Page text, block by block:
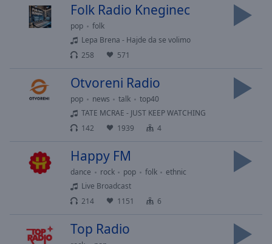
opens
subtitles
selected
Picture
Fullscreen
modal
Folk Radio Kneginec
pop
folk
Lepa Brena - Hajde da se volimo
258
571
Otvoreni Radio
pop news talk
top40
TATE MCRAE - JUST KEEP WATCHING
142
1939 4
Happy FM
dance rock pop folk
ethnic
Live Broadcast
214
1151 6
Top Radio